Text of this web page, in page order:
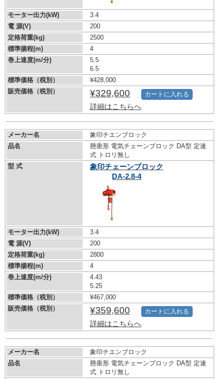
モーター出力(kW)
3.4
電 源(V)
200
定格荷重(kg)
2500
標準揚程(m)
4
巻上速度(m/分)
5.5
6.5
標準価格（税別）
¥428,000
販売価格（税別）
¥329,600
詳細はこちらへ
カートに入れる
メーカー名
象印チエンブロック
品名
懸垂形 電気チェーンブロック DA型 定速
式 トロリ無し
型 式
象印チェーンブロック
DA-2.8-4
モーター出力(kW)
3.4
電 源(V)
200
定格荷重(kg)
2800
標準揚程(m)
4
巻上速度(m/分)
4.43
5.25
標準価格（税別）
¥467,000
販売価格（税別）
¥359,600
詳細はこちらへ
カートに入れる
メーカー名
象印チエンブロック
品名
懸垂形 電気チェーンブロック DA型 定速
式 トロリ無し